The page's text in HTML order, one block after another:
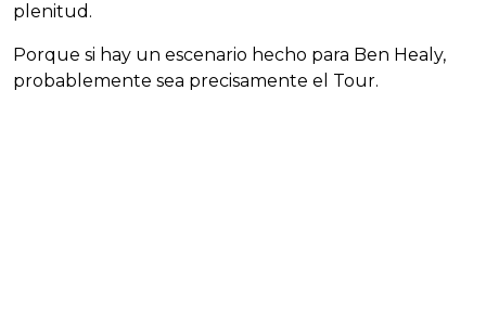
plenitud.
Porque si hay un escenario hecho para Ben Healy,
probablemente sea precisamente el Tour.